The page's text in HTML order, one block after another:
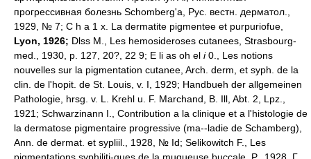
прогрессивная болезнь Schomberg'a, Рус. вестн. дерматол.,
1929, № 7; С h а 1 х. La dermatite pigmentee et purpuriofue,
Lyon, 1926; Dlss M., Les hemosideroses cutanees, Strasbourg-
med., 1930, p. 127, 20?, 22 9; E li as oh el i0., Les notions
nouvelles sur la pigmentation cutanee, Arch. derm, et syph. de la
clin. de l'hopit. de St. Louis, v. I, 1929; Handbueh der allgemeinen
Pathologie, hrsg. v. L. Krehl u. F. Marchand, B. Ill, Abt. 2, Lpz.,
1921; Schwarzinann I., Contribution a la clinique et a l'histologie de
la dermatose pigmentaire progressive (ma--ladie de Schamberg),
Ann. de dermat. et sypliil., 1928, № Id; Selikowitch F., Les